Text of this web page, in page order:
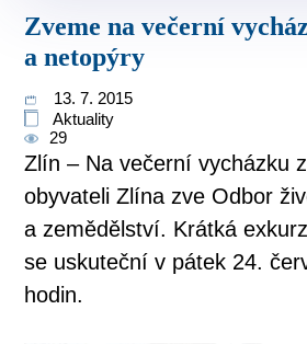
Zveme na večerní vycházku za rorýsy
a netopýry
13. 7. 2015
Aktuality
29
Zlín – Na večerní vycházku
obyvateli Zlína zve Odbor
a zemědělství. Krátká
se uskuteční v pátek 24.
hodin.